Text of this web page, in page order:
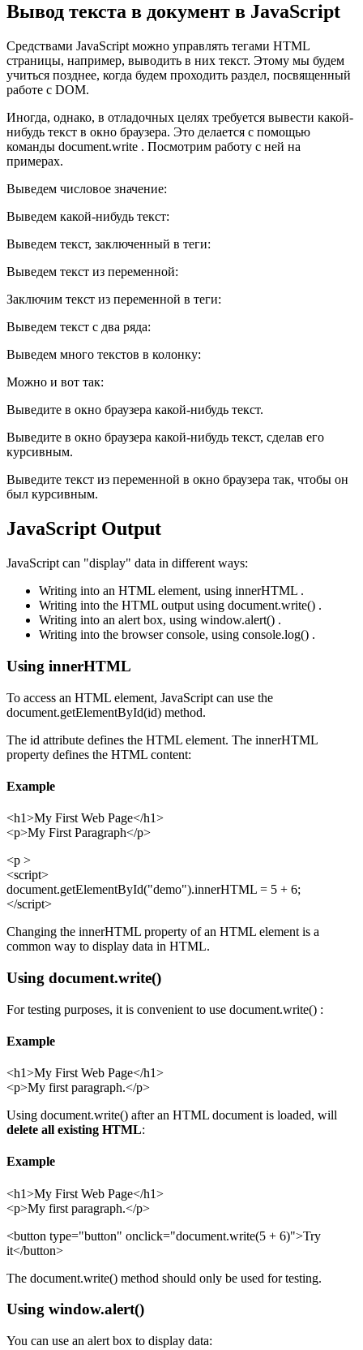
Вывод текста в документ в JavaScript
Средствами JavaScript можно управлять тегами HTML
страницы, например, выводить в них текст. Этому мы будем
учиться позднее, когда будем проходить раздел, посвященный
работе с DOM.
Иногда, однако, в отладочных целях требуется вывести какой-
нибудь текст в окно браузера. Это делается с помощью
команды document.write . Посмотрим работу с ней на
примерах.
Выведем числовое значение:
Выведем какой-нибудь текст:
Выведем текст, заключенный в теги:
Выведем текст из переменной:
Заключим текст из переменной в теги:
Выведем текст с два ряда:
Выведем много текстов в колонку:
Можно и вот так:
Выведите в окно браузера какой-нибудь текст.
Выведите в окно браузера какой-нибудь текст, сделав его
курсивным.
Выведите текст из переменной в окно браузера так, чтобы он
был курсивным.
JavaScript Output
JavaScript can "display" data in different ways:
Writing into an HTML element, using innerHTML .
Writing into the HTML output using document.write() .
Writing into an alert box, using window.alert() .
Writing into the browser console, using console.log() .
Using innerHTML
To access an HTML element, JavaScript can use the
document.getElementById(id) method.
The id attribute defines the HTML element. The innerHTML
property defines the HTML content:
Example
<h1>My First Web Page</h1>
<p>My First Paragraph</p>
<p >
<script>
document.getElementById("demo").innerHTML = 5 + 6;
</script>
Changing the innerHTML property of an HTML element is a
common way to display data in HTML.
Using document.write()
For testing purposes, it is convenient to use document.write() :
Example
<h1>My First Web Page</h1>
<p>My first paragraph.</p>
Using document.write() after an HTML document is loaded, will
delete all existing HTML:
Example
<h1>My First Web Page</h1>
<p>My first paragraph.</p>
<button type="button" onclick="document.write(5 + 6)">Try
it</button>
The document.write() method should only be used for testing.
Using window.alert()
You can use an alert box to display data: